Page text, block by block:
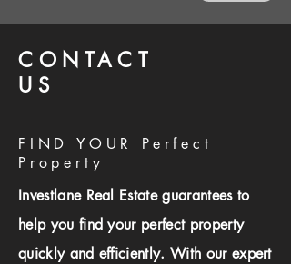
CONTACT
US
FIND YOUR Perfect
Property
Investlane Real Estate guarantees to
help you find your perfect property
quickly and efficiently. With our expert